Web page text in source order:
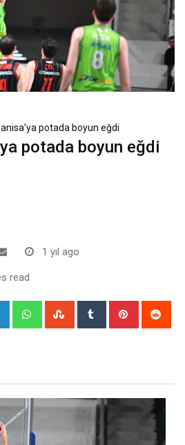
potada boyun eğdi
potada boyun eğdi
1 yıl ago
read
LinkedIn WhatsappStumbleUpon
Tumblr Pinterest